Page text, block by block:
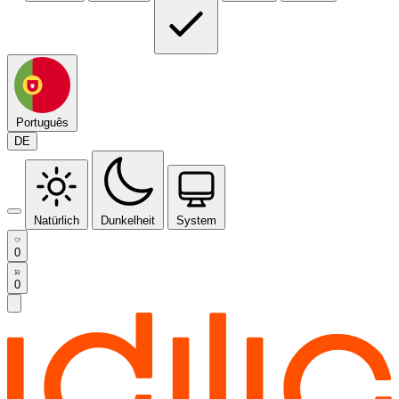
Português
DE
Natürlich Dunkelheit System
0
0